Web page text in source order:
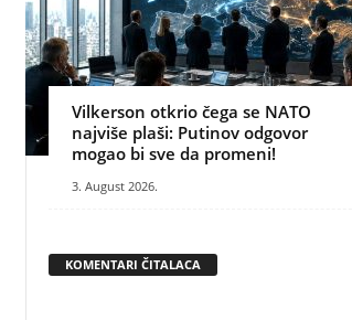
Vilkerson otkrio čega se NATO
najviše plaši: Putinov odgovor
mogao bi sve da promeni!
3. August 2026.
KOMENTARI ČITALACA